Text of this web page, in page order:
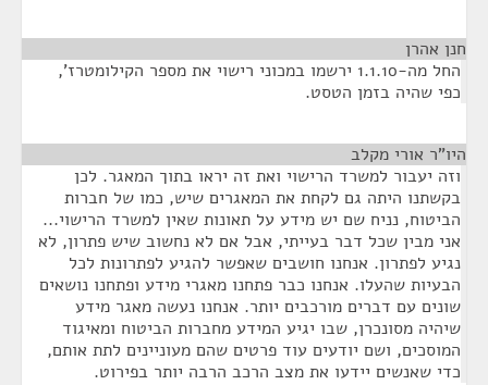
חנן אהרן
החל מה-1.1.10 ירשמו במכוני רישוי את מספר הקילומטרז',
כפי שהיה בזמן הטסט.
היו"ר אורי מקלב
וזה יעבור למשרד הרישוי ואת זה יראו בתוך המאגר. לכן
בקשתנו היתה גם לקחת את המאגרים שיש, כמו של חברות
הביטוח, נניח שם יש מידע על תאונות שאין למשרד הרישוי...
אני מבין שכל דבר בעייתי, אבל אם לא נחשוב שיש פתרון, לא
נגיע לפתרון. אנחנו חושבים שאפשר להגיע לפתרונות לכל
הבעיות שהעלו. אנחנו כבר פתחנו מאגרי מידע ופתחנו נושאים
שונים עם דברים מורכבים יותר. אנחנו נעשה מאגר מידע
שיהיה מסונכרן, שבו יגיע המידע מחברות הביטוח ומאיגוד
המוסכים, ושם יודעים עוד פרטים שהם מעוניינים לתת אותם,
כדי שאנשים יידעו את מצב הרכב הרבה יותר בפירוט.